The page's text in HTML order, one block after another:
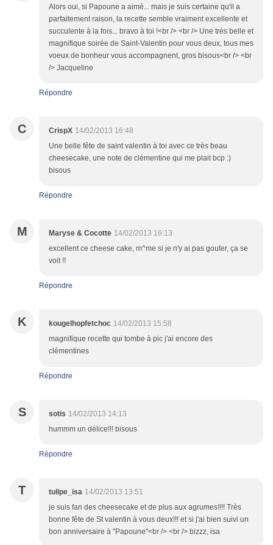
Alors oui, si Papoune a aimé... mais je suis certaine qu'il a
parfaitement raison, la recette semble vraiment excellente et
succulente à la fois... bravo à toi !<br /> <br /> Une très belle et
magnifique soirée de Saint-Valentin pour vous deux, tous mes
voeux de bonheur vous accompagnent, gros bisous<br /> <br
/> Jacqueline
Répondre
C CrispX 14/02/2013 16:48
Une belle fête de saint valentin à toi avec ce très beau
cheesecake, une note de clémentine qui me plait bcp :)
bisous
Répondre
M Maryse & Cocotte 14/02/2013 16:13
excellent ce cheese cake, m^me si je n'y ai pas gouter, ça se
voit !!
Répondre
K kougelhopfetchoc 14/02/2013 15:58
magnifique recette qui tombe à pic j'ai encore des
clémentines
Répondre
S sotis 14/02/2013 14:13
hummm un délice!!! bisous
Répondre
T tulipe_isa 14/02/2013 13:51
je suis fan des cheesecake et de plus aux agrumes!!!! Très
bonne fête de St valentin à vous deux!!! et si j'ai bien suivi un
bon anniversaire à "Papoune"<br /> <br /> bizzz, isa